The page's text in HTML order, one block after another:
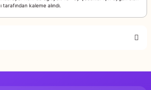
kaleme alındı.